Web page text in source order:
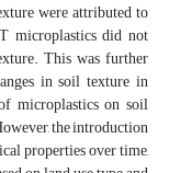
were attributed to
microplastics did not
This was further
in soil texture in
microplastics on soil
the introduction
properties over time,